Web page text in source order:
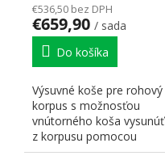
€536,50 bez DPH
€659,90 / sada
Do košíka
Výsuvné koše pre rohový
korpus s možnosťou
vnútorného koša vysunúť
z korpusu pomocou
guličkových celovýsuvov.